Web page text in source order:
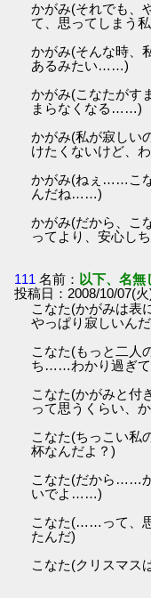
かがみ(それでも、
て、思ってしまう
かがみ(そんな時、
あるみたい……)
かがみ(こなたがす
まらなくなる……)
かがみ(私が寂し
けたくないけど、
かがみ(ねぇ……こ
んだね……)
かがみ(だから、こ
ってより、安心し
111 名前： 以下、名
投稿日：2008/10/07(
こなた(かがみは表
やっぱり寂しいん
こなた(もっと二人
ち……わかり過ぎ
こなた(かがみと付
って思うくらい、
こなた(ちっこい私
杯なんだよ？)
こなた(だから……
いでよ……)
こなた(……って、
たんだ)
こなた(クリスマス